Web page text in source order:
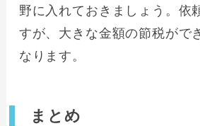
野に入れておきましょう。依
すが、大きな金額の節税がで
なります。
まとめ